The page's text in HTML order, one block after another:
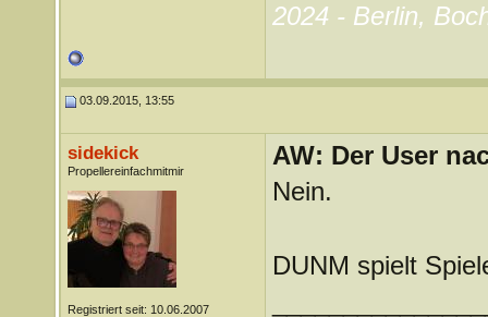
2024 - Berlin,
03.09.2015, 13:55
sidekick
Propellereinfachmitmir
Registriert seit: 10.06.2007
AW: Der User
Nein.
DUNM spielt